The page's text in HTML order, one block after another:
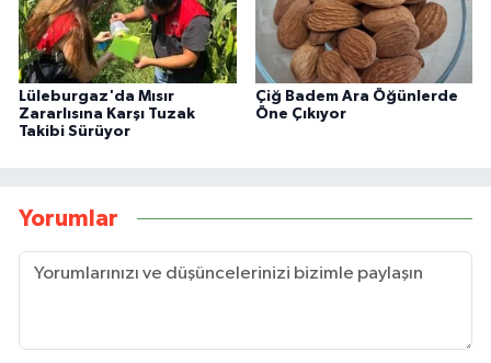
Lüleburgaz'da Mısır
Zararlısına Karşı Tuzak
Takibi Sürüyor
Çiğ Badem Ara Öğünlerde
Öne Çıkıyor
Yorumlar